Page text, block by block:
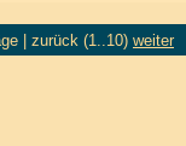
| zurück (1..10) weiter